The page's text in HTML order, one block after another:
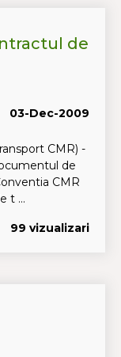
de
03-Dec-2009
CMR) -
de
CMR
t ...
99 vizualizari